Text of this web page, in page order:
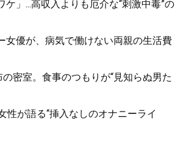
」...高収入よりも厄介な“刺激中毒”の
優が、病気で働けない両親の生活費
密室。食事のつもりが“見知らぬ男た
が語る“挿入なしのオナニーライ